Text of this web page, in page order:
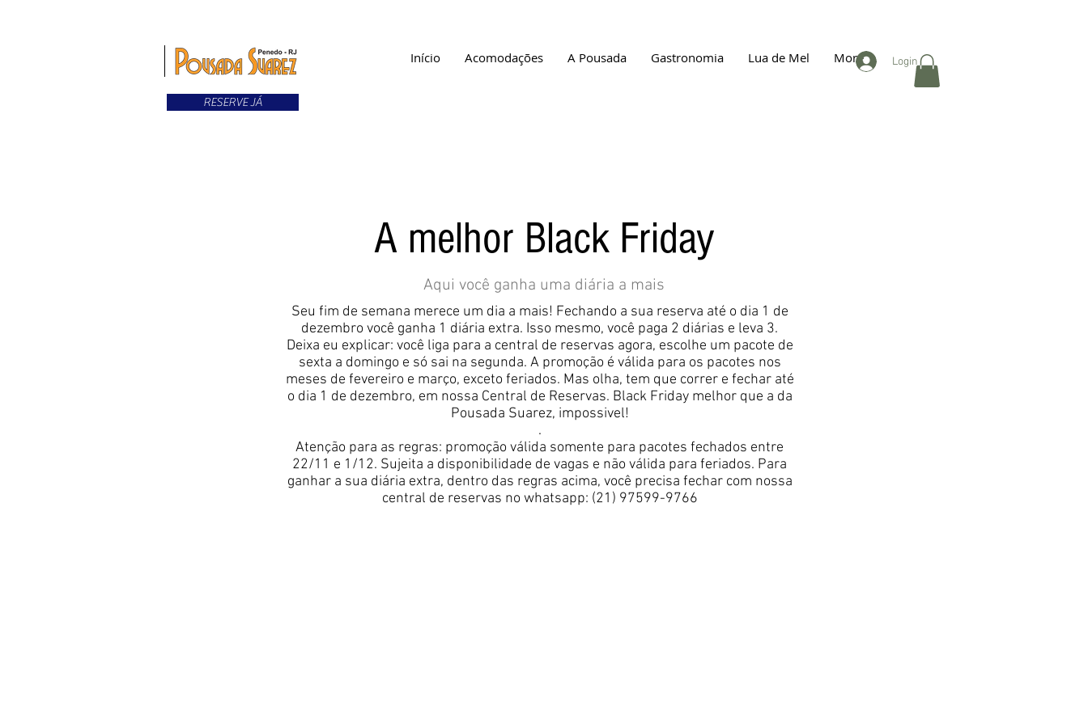
Início Acomodações A Pousada Gastronomia Lua de Mel More Login
RESERVE JÁ
A melhor Black Friday
Aqui você ganha uma diária a mais
Seu fim de semana merece um dia a mais! Fechando a sua reserva até o dia 1 de
dezembro você ganha 1 diária extra. Isso mesmo, você paga 2 diárias e leva 3.
Deixa eu explicar: você liga para a central de reservas agora, escolhe um pacote de
sexta a domingo e só sai na segunda. A promoção é válida para os pacotes nos
meses de fevereiro e março, exceto feriados. Mas olha, tem que correr e fechar até
o dia 1 de dezembro, em nossa Central de Reservas. Black Friday melhor que a da
Pousada Suarez, impossivel!
.
Atenção para as regras: promoção válida somente para pacotes fechados entre
22/11 e 1/12. Sujeita a disponibilidade de vagas e não válida para feriados. Para
ganhar a sua diária extra, dentro das regras acima, você precisa fechar com nossa
central de reservas no whatsapp: (21) 97599-9766